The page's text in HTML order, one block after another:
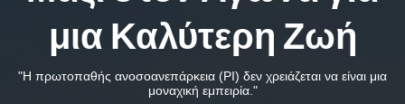
μια Καλύτερη Ζωή
"Η πρωτοπαθής ανοσοανεπάρκεια (PI) δεν χρειάζεται να είναι μια
μοναχική εμπειρία."